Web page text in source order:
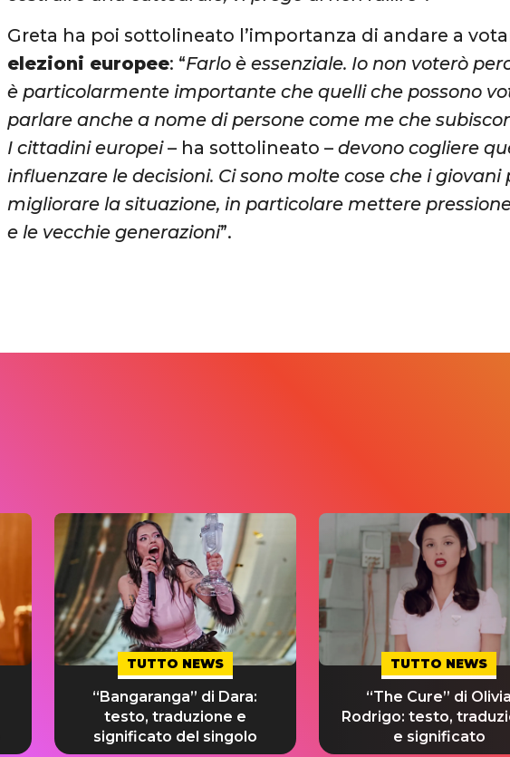
Greta ha poi sottolineato l’importanza di andare a
elezioni europee: “Farlo è essenziale. Io non voterò
è particolarmente importante che quelli che possono
parlare anche a nome di persone come me che
I cittadini europei– ha sottolineato –devono cogliere
influenzare le decisioni. Ci sono molte cose che i giovani
migliorare la situazione, in particolare mettere
e le vecchie generazioni”.
TUTTO NEWS
“Bangaranga” di Dara:
testo, traduzione e
significato del singolo
TUTTO NEWS
“The Cure” di Olivia
Rodrigo: testo,
e significato